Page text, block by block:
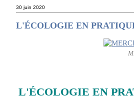
30 juin 2020
L'ÉCOLOGIE EN
L'ÉCOLOGIE EN